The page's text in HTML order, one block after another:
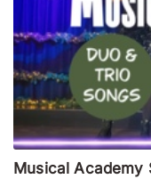
Musical Academy